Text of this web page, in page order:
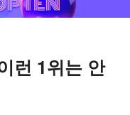
런 1위는 안